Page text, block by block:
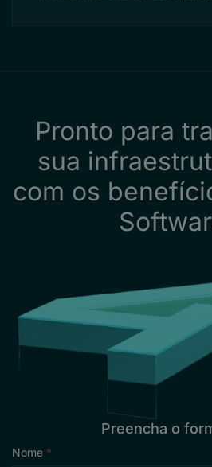
Pronto para
sua
com os
Preencha o
Nome